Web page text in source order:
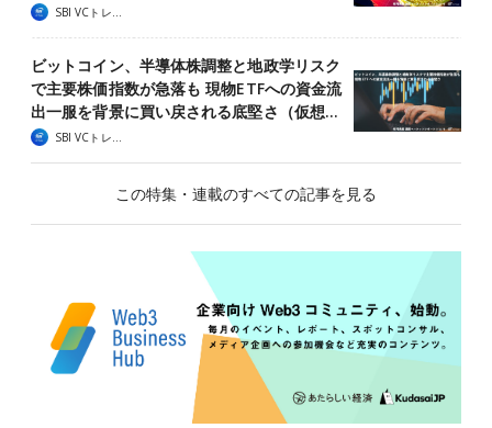
SBI VCトレード
ビットコイン、半導体株調整と地政学リスク
で主要株価指数が急落も 現物ETFへの資金流
出一服を背景に買い戻される底堅さ（仮想…
SBI VCトレード
この特集・連載のすべての記事を見る